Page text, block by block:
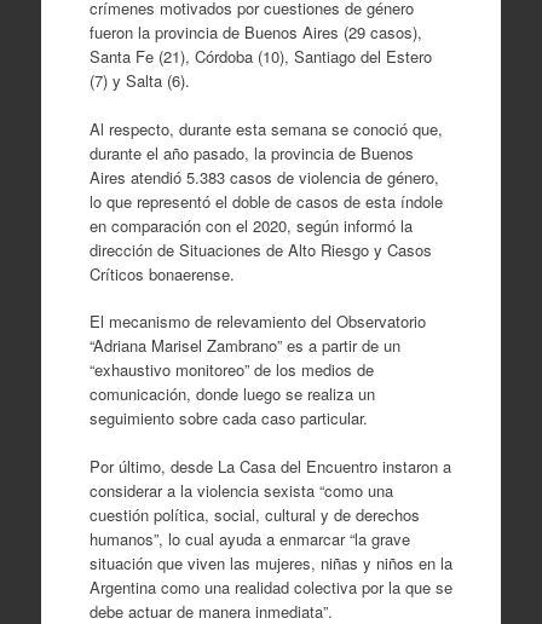
crímenes motivados por cuestiones de género
fueron la provincia de Buenos Aires (29 casos),
Santa Fe (21), Córdoba (10), Santiago del Estero
(7) y Salta (6).
Al respecto, durante esta semana se conoció que,
durante el año pasado, la provincia de Buenos
Aires atendió 5.383 casos de violencia de género,
lo que representó el doble de casos de esta índole
en comparación con el 2020, según informó la
dirección de Situaciones de Alto Riesgo y Casos
Críticos bonaerense.
El mecanismo de relevamiento del Observatorio
“Adriana Marisel Zambrano” es a partir de un
“exhaustivo monitoreo” de los medios de
comunicación, donde luego se realiza un
seguimiento sobre cada caso particular.
Por último, desde La Casa del Encuentro instaron a
considerar a la violencia sexista “como una
cuestión política, social, cultural y de derechos
humanos”, lo cual ayuda a enmarcar “la grave
situación que viven las mujeres, niñas y niños en la
Argentina como una realidad colectiva por la que se
debe actuar de manera inmediata”.